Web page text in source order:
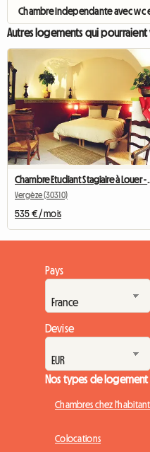
Chambre independante avec wc
Autres logements qui pourraient
Vergèze (30310)
535 € / mois
Pays
Devise
Nos types de logement
Chambres chez l'habitant
Colocations